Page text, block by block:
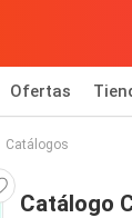
Ofertas
Catálogos
Catálogo